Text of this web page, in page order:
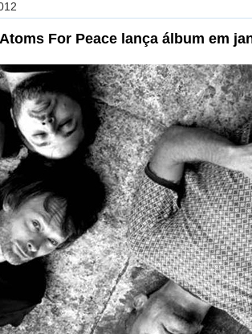
For Peace lança álbum em